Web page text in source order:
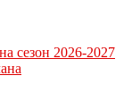
сезон 2026-2027